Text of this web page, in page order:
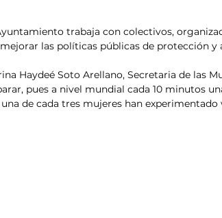
trabaja con colectivos,
las políticas públicas de protección y
Haydeé Soto Arellano, Secretaria de las
pues a nivel mundial cada 10 minutos
de cada tres mujeres han experimentado